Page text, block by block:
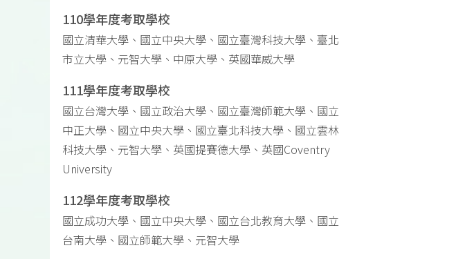
110學年度考取學校
國立清華大學、國立中央大學、國立臺灣科技大學、臺北
市立大學、元智大學、中原大學、英國華威大學
111學年度考取學校
國立台灣大學、國立政治大學、國立臺灣師範大學、國立
中正大學、國立中央大學、國立臺北科技大學、國立雲林
科技大學、元智大學、英國提賽德大學、英國Coventry
University
112學年度考取學校
國立成功大學、國立中央大學、國立台北教育大學、國立
台南大學、國立師範大學、元智大學